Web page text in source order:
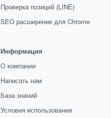
Проверка позиций (LINE)
SEO расширение для Chrome
Информация
О компании
Написать нам
База знаний
Условия использования